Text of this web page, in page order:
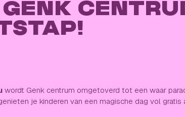
GENK
wordt Genk centrum omgetoverd tot een waar
je kinderen van een magische dag vol gratis